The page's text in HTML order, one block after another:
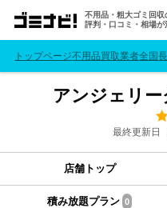
不用品・粗大ゴミ回収
評判・口コミ・相場が
トップページ不用品買取業者全国
アンジェリ
最終更新日
店舗トップ
積み放題プラン 0